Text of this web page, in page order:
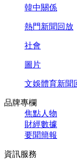
韓中關係
熱門新聞回放
社會
圖片
文娛體育新聞
品牌專欄
焦點人物
財經數據
要聞簡報
資訊服務